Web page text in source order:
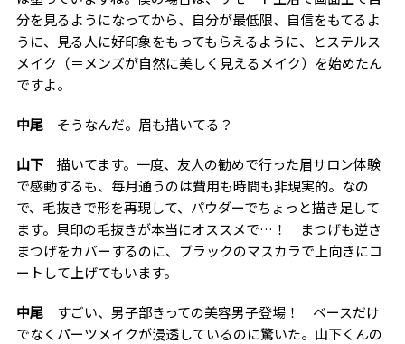
分を見るようになってから、自分が最低限、自信をもてるよ
うに、見る人に好印象をもってもらえるように、とステルス
メイク（＝メンズが自然に美しく見えるメイク）を始めたん
ですよ。
中尾そうなんだ。眉も描いてる？
山下描いてます。一度、友人の勧めで行った眉サロン体験
で感動するも、毎月通うのは費用も時間も非現実的。なの
で、毛抜きで形を再現して、パウダーでちょっと描き足して
ます。貝印の毛抜きが本当にオススメで…！ まつげも逆さ
まつげをカバーするのに、ブラックのマスカラで上向きにコ
ートして上げてもいます。
中尾すごい、男子部きっての美容男子登場！ ベースだけ
でなくパーツメイクが浸透しているのに驚いた。山下くんの